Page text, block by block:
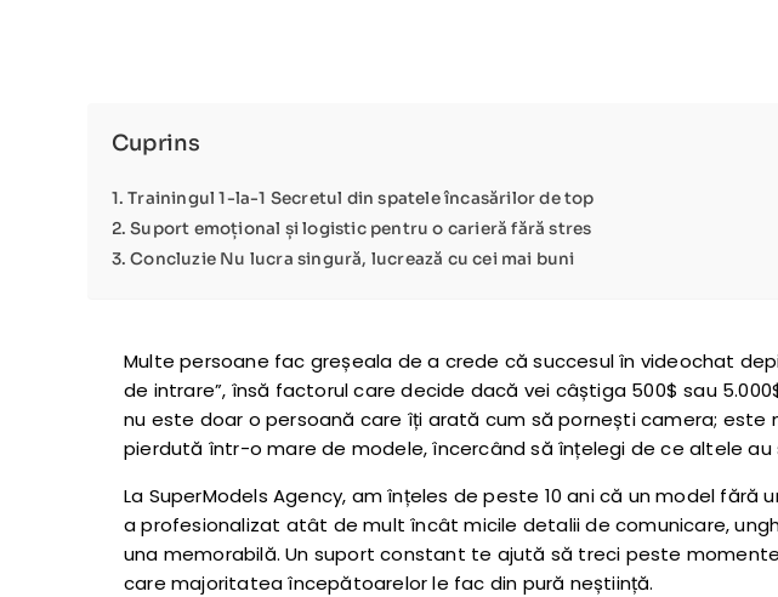
Cuprins
Trainingul 1-la-1 Secretul din spatele încasărilor de top
Suport emoțional și logistic pentru o carieră fără stres
Concluzie Nu lucra singură, lucrează cu cei mai buni
Multe persoane fac greșeala de a crede că succesul în videochat
de intrare”, însă factorul care decide dacă vei câștiga 500$ sau
nu este doar o persoană care îți arată cum să pornești camera;
pierdută într-o mare de modele, încercând să înțelegi de ce altele
La SuperModels Agency, am înțeles de peste 10 ani că un model
a profesionalizat atât de mult încât micile detalii de comunicare,
una memorabilă. Un suport constant te ajută să treci peste
care majoritatea începătoarelor le fac din pură neștiință.